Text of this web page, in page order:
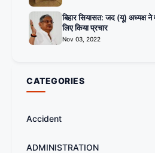
बिहार सियासत: जद (यू) अध्यक्ष
लिए किया प्रचार
Nov 03, 2022
CATEGORIES
Accident
ADMINISTRATION